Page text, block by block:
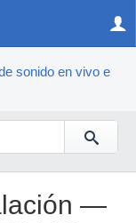
sonido en vivo e
—